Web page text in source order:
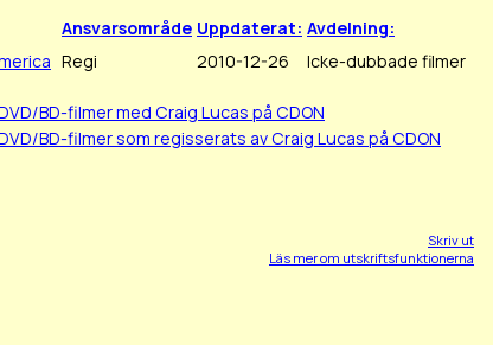
Ansvarsområde Uppdaterat: Avdelning:
Regi 2010-12-26 Icke-dubbade filmer
BD-filmer med Craig Lucas på CDON
BD-filmer som regisserats av Craig Lucas på CDON
Skriv ut
Läs mer om utskriftsfunktionerna